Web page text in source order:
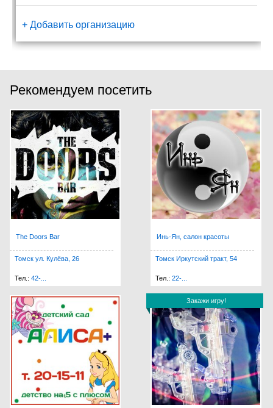
+ Добавить организацию
Рекомендуем посетить
The Doors Bar
Томск ул. Кулёва, 26
Тел.: 42-...
Инь-Ян, салон красоты
Томск Иркутский тракт, 54
Тел.: 22-...
Закажи игру!
Закажи игру!